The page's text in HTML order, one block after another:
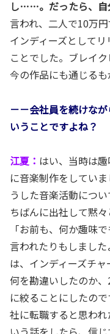
し……。だったら、自
言われ、二人で10万
インディーズとして
ことでした。ブレイ
今の作品にも通じるも
－－会社員を続けな
いうことですよね？
江夏： はい、当時は
に音楽制作をしてい
うした音楽活動につ
ちばんに出社して黙
「お前も、何か趣味
言われたりもしまし
は、インディーズチャ
何を勘違いしたのか
に絞ることにしたの
社に転職すると思わ